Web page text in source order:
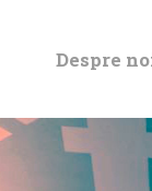
Despre